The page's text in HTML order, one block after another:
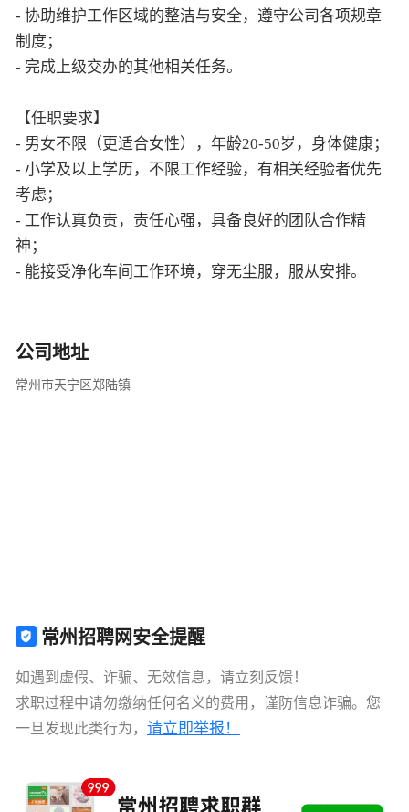
- 协助维护工作区域的整洁与安全，遵守公司各项规章
制度；
- 完成上级交办的其他相关任务。
【任职要求】
- 男女不限（更适合女性），年龄20-50岁，身体健康；
- 小学及以上学历，不限工作经验，有相关经验者优先
考虑；
- 工作认真负责，责任心强，具备良好的团队合作精
神；
- 能接受净化车间工作环境，穿无尘服，服从安排。
公司地址
常州市天宁区郑陆镇
常州招聘网安全提醒
如遇到虚假、诈骗、无效信息，请立刻反馈！
求职过程中请勿缴纳任何名义的费用，谨防信息诈骗。您
一旦发现此类行为， 请立即举报！